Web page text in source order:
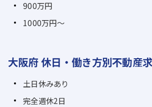
900万円
1000万円～
大阪府 休日・働き方別不動産
土日休みあり
完全週休2日